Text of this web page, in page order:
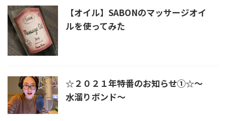
【オイル】SABONのマッサージオイ
ルを使ってみた
☆２０２１年特番のお知らせ①☆〜
水溜りボンド〜